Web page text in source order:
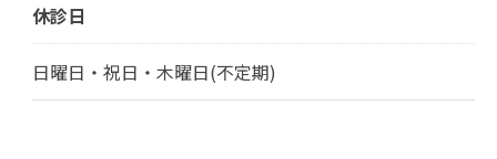
休診日
日曜日・祝日・木曜日(不定期)